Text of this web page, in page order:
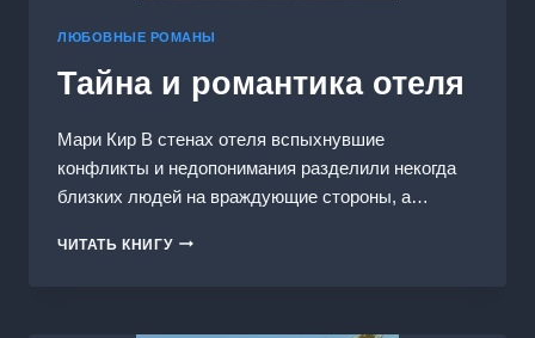
ЛЮБОВНЫЕ РОМАНЫ
Тайна и романтика отеля
Мари Кир В стенах отеля вспыхнувшие
конфликты и недопонимания разделили некогда
близких людей на враждующие стороны, а…
ЧИТАТЬ КНИГУТАЙНА